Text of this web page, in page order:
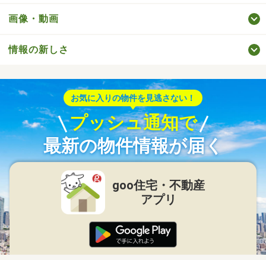
画像・動画
情報の新しさ
お気に入りの物件を見逃さない！
プッシュ通知で
最新の物件情報が届く
goo住宅・不動産
アプリ